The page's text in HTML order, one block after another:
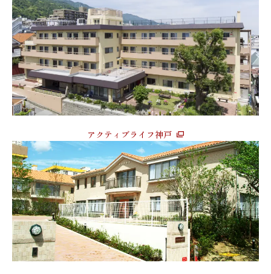
アクティブライフ神戸